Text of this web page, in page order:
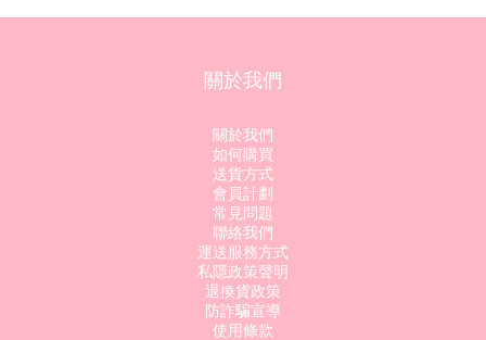
關於我們
關於我們
如何購買
送貨方式
會員計劃
常見問題
聯絡我們
運送服務方式
私隱政策聲明
退換貨政策
防詐騙宣導
使用條款